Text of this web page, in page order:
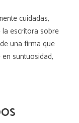
cuidadas,
escritora sobre
una firma que
suntuosidad,